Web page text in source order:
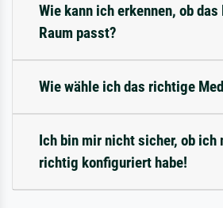
Wie kann ich erkennen, ob
Raum passt?
Wie wähle ich das richtige
Ich bin mir nicht sicher, ob ich
richtig konfiguriert habe!